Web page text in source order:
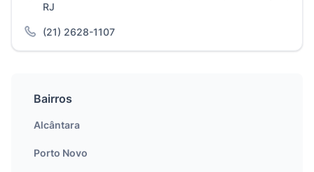
RJ
(21) 2628-1107
Bairros
Alcântara
Porto Novo